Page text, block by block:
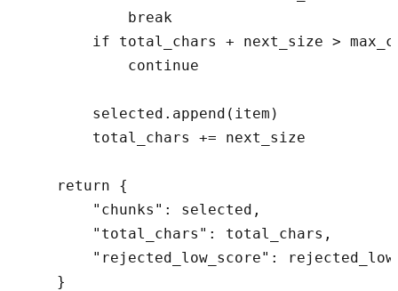
            break
if total_chars + next_size >
            continue
        selected.append(item)
        total_chars += next_size
    return {
        "chunks": selected,
        "total_chars": total_chars,
"rejected_low_score":